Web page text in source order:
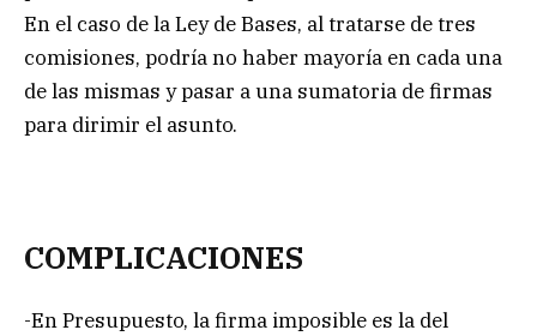
En el caso de la Ley de Bases, al tratarse de tres
comisiones, podría no haber mayoría en cada una
de las mismas y pasar a una sumatoria de firmas
para dirimir el asunto.
COMPLICACIONES
-En Presupuesto, la firma imposible es la del